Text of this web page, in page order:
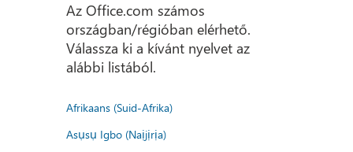
Az Office.com számos
országban/régióban elérhető.
Válassza ki a kívánt nyelvet az
alábbi listából.
Afrikaans (Suid-Afrika)
Asụsụ Igbo (Naịjịrịa)